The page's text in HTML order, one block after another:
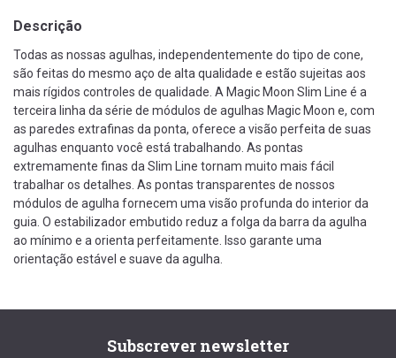
Descrição
Todas as nossas agulhas, independentemente do tipo de cone,
são feitas do mesmo aço de alta qualidade e estão sujeitas aos
mais rígidos controles de qualidade. A Magic Moon Slim Line é a
terceira linha da série de módulos de agulhas Magic Moon e, com
as paredes extrafinas da ponta, oferece a visão perfeita de suas
agulhas enquanto você está trabalhando. As pontas
extremamente finas da Slim Line tornam muito mais fácil
trabalhar os detalhes. As pontas transparentes de nossos
módulos de agulha fornecem uma visão profunda do interior da
guia. O estabilizador embutido reduz a folga da barra da agulha
ao mínimo e a orienta perfeitamente. Isso garante uma
orientação estável e suave da agulha.
Subscrever newsletter